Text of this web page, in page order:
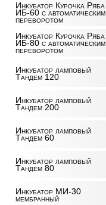
Инкубатор Курочка Ряба
ИБ-60 с автоматическим
переворотом
Инкубатор Курочка Ряба
ИБ-80 с автоматическим
переворотом
Инкубатор ламповый
Тандем 120
Инкубатор ламповый
Тандем 200
Инкубатор ламповый
Тандем 60
Инкубатор ламповый
Тандем 80
Инкубатор МИ-30
мембранный